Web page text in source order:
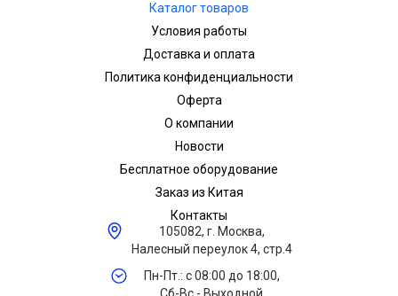
Каталог товаров
Условия работы
Доставка и оплата
Политика конфиденциальности
Оферта
О компании
Новости
Бесплатное оборудование
Заказ из Китая
Контакты
105082, г. Москва,
Налесный переулок 4, стр.4
Пн-Пт.: с 08:00 до 18:00,